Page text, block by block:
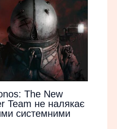
The New
Team не налякає
системними